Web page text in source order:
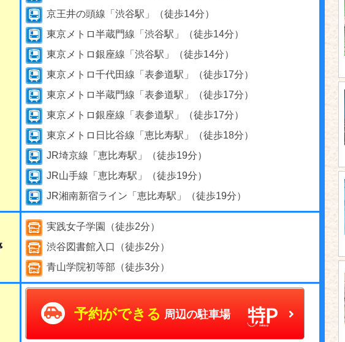
京王井の頭線「渋谷駅」（徒歩14分）
東京メトロ半蔵門線「渋谷駅」（徒歩14分）
東京メトロ銀座線「渋谷駅」（徒歩14分）
東京メトロ千代田線「表参道駅」（徒歩17分）
東京メトロ半蔵門線「表参道駅」（徒歩17分）
東京メトロ銀座線「表参道駅」（徒歩17分）
東京メトロ日比谷線「恵比寿駅」（徒歩18分）
JR埼京線「恵比寿駅」（徒歩19分）
JR山手線「恵比寿駅」（徒歩19分）
JR湘南新宿ライン「恵比寿駅」（徒歩19分）
実践女子学園（徒歩2分）
渋谷図書館入口（徒歩2分）
青山学院初等部（徒歩3分）
予約ができる 周辺の駐車場